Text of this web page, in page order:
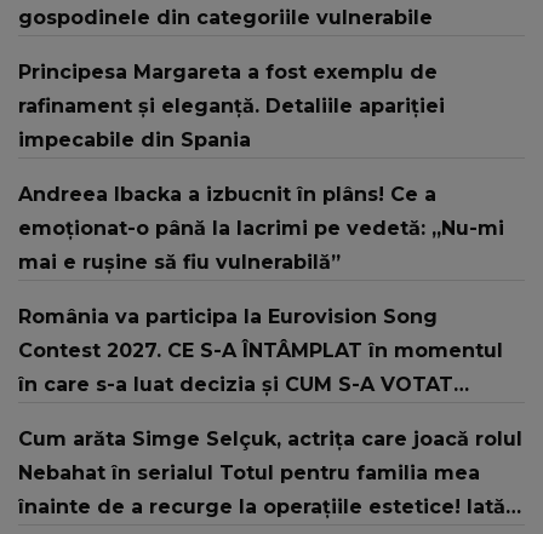
gospodinele din categoriile vulnerabile
Principesa Margareta a fost exemplu de
rafinament și eleganță. Detaliile apariției
impecabile din Spania
Andreea Ibacka a izbucnit în plâns! Ce a
emoționat-o până la lacrimi pe vedetă: „Nu-mi
mai e rușine să fiu vulnerabilă”
România va participa la Eurovision Song
Contest 2027. CE S-A ÎNTÂMPLAT în momentul
în care s-a luat decizia și CUM S-A VOTAT
strategic de..."
Cum arăta Simge Selçuk, actrița care joacă rolul
Nebahat în serialul Totul pentru familia mea
înainte de a recurge la operațiile estetice! Iată